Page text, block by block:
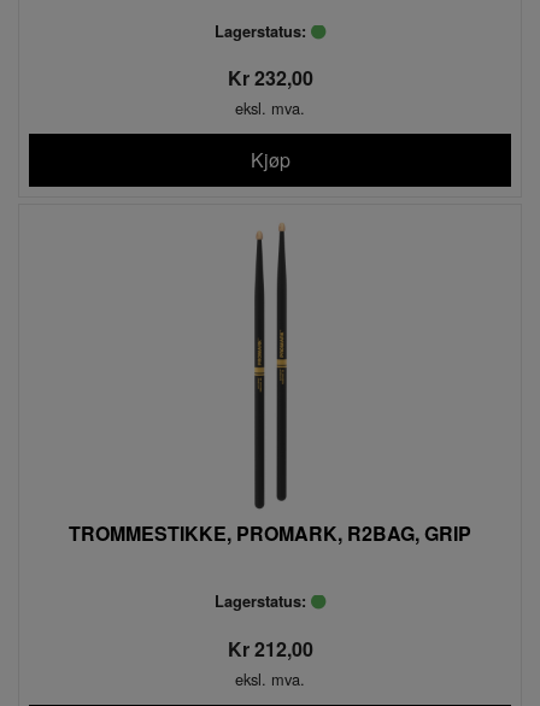
Lagerstatus:
Kr 232,00
eksl. mva.
Kjøp
TROMMESTIKKE, PROMARK, R2BAG, GRIP
Lagerstatus:
Kr 212,00
eksl. mva.